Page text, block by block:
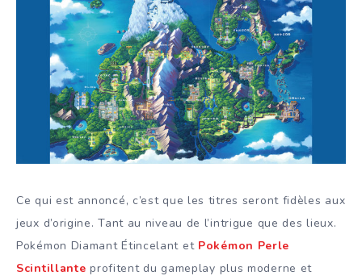
Ce qui est annoncé, c’est que les titres seront fidèles aux
jeux d’origine. Tant au niveau de l’intrigue que des lieux.
Pokémon Diamant Étincelant et Pokémon Perle
Scintillante profitent du gameplay plus moderne et